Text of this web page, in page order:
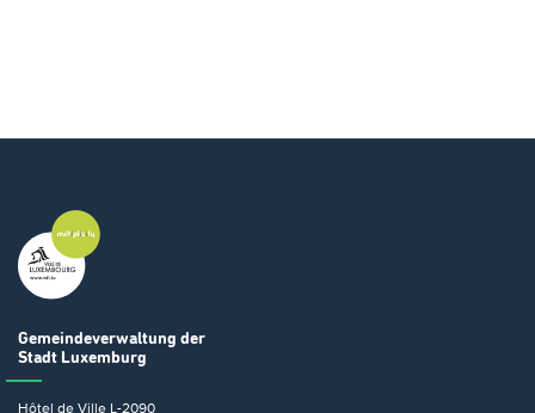
Gemeindeverwaltung der
Stadt Luxemburg
Hôtel de Ville L-2090